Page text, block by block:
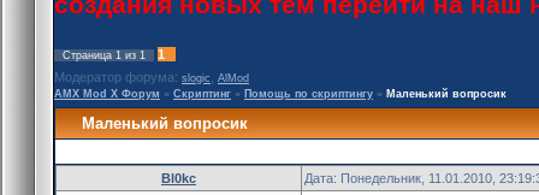
Страница 1 из 1
1
Модератор форума: slogic
AlMod
AMX Mod X Форум » Скриптинг » Помощь по скриптингу » Маленький вопросик
Маленький вопросик
Bl0kc Дата: Понедельник, 11.01.2010,